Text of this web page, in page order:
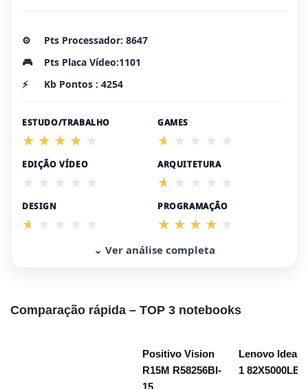
⚙️
Pts Processador: 8647
🎮
Pts Placa Vídeo:1101
⚡
Kb Pontos : 4254
ESTUDO/TRABALHO GAMES
EDIÇÃO VÍDEO ARQUITETURA
DESIGN PROGRAMAÇÃO
⌄ Ver análise completa
Comparação rápida – TOP 3 notebooks
Positivo Vision
R15M R58256BI-
15
Lenovo
1 82X5000LBR